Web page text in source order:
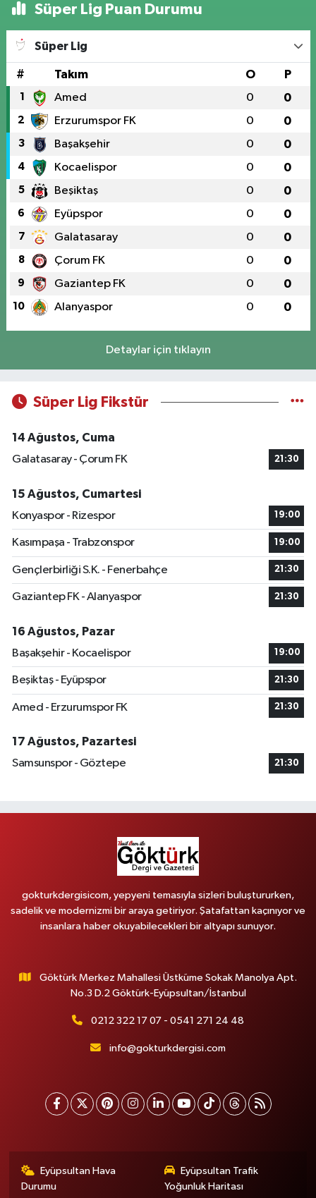
Süper Lig Puan Durumu
Süper Lig
# Takım O P
1 Amed 0 0
2 Erzurumspor FK 0 0
3 Başakşehir 0 0
4 Kocaelispor 0 0
5 Beşiktaş 0 0
6 Eyüpspor 0 0
7 Galatasaray 0 0
8 Çorum FK 0 0
9 Gaziantep FK 0 0
10 Alanyaspor 0 0
Detaylar için tıklayın
Süper Lig Fikstür
14 Ağustos, Cuma
Galatasaray - Çorum FK
21:30
15 Ağustos, Cumartesi
Konyaspor - Rizespor
19:00
Kasımpaşa - Trabzonspor 19:00
Gençlerbirliği S.K. - Fenerbahçe 21:30
Gaziantep FK - Alanyaspor 21:30
16 Ağustos, Pazar
Başakşehir - Kocaelispor
19:00
Beşiktaş - Eyüpspor 21:30
Amed - Erzurumspor FK 21:30
17 Ağustos, Pazartesi
Samsunspor - Göztepe
21:30
gokturkdergisicom, yepyeni temasıyla sizleri buluştururken,
sadelik ve modernizmi bir araya getiriyor. Şatafattan kaçınıyor ve
insanlara haber okuyabilecekleri bir altyapı sunuyor.
Göktürk Merkez Mahallesi Üstküme Sokak Manolya Apt.
No.3 D.2 Göktürk-Eyüpsultan/İstanbul
0212 322 17 07 - 0541 271 24 48
info@gokturkdergisi.com
Eyüpsultan Hava
Durumu
Eyüpsultan Trafik
Yoğunluk Haritası